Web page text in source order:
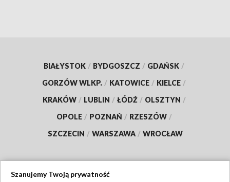
BIAŁYSTOK / BYDGOSZCZ / GDAŃSK /
GORZÓW WLKP. / KATOWICE / KIELCE /
KRAKÓW / LUBLIN / ŁÓDŹ / OLSZTYN /
OPOLE / POZNAŃ / RZESZÓW /
SZCZECIN / WARSZAWA / WROCŁAW
Szanujemy Twoją prywatność